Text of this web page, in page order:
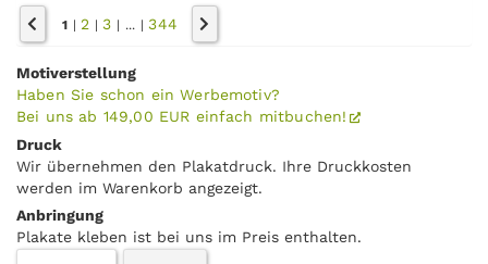
1 | 2 |3 | ... |344
Motiverstellung
Haben Sie schon ein Werbemotiv?
Bei uns ab 149,00 EUR einfach mitbuchen!
Druck
Wir übernehmen den Plakatdruck. Ihre Druckkosten
werden im Warenkorb angezeigt.
Anbringung
Plakate kleben ist bei uns im Preis enthalten.